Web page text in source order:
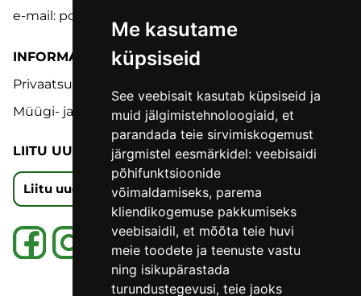
Me kasutame
küpsiseid
See veebisait kasutab küpsiseid ja
muid jälgimistehnoloogiaid, et
parandada teie sirvimiskogemust
järgmistel eesmärkidel: veebisaidi
põhifunktsioonide
võimaldamiseks, parema
kliendikogemuse pakkumiseks
veebisaidil, et mõõta teie huvi
meie toodete ja teenuste vastu
ning isikupärastada
turundustegevusi, teie jaoks
e-mail: pood@lmk.ee
INFORMATSIOON
Privaatsuspoliitika
Müügi- ja tagastustingimused
LIITU UUDISKIRJAGA
Liitu uudiskirjaga